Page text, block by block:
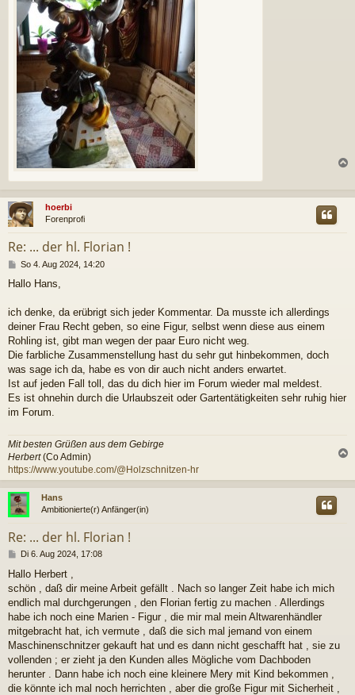
h
hoerbi
Forenprofi
Re: ... der hl. Florian !
B
i
r
a
g
So 4. Aug 2024, 14:20
Hallo Hans,
ich denke, da erübrigt sich jeder Kommentar. Da musste ich allerdings
deiner Frau Recht geben, so eine Figur, selbst wenn diese aus einem
Rohling ist, gibt man wegen der paar Euro nicht weg.
Die farbliche Zusammenstellung hast du sehr gut hinbekommen, doch
was sage ich da, habe es von dir auch nicht anders erwartet.
Ist auf jeden Fall toll, das du dich hier im Forum wieder mal meldest.
Es ist ohnehin durch die Urlaubszeit oder Gartentätigkeiten sehr ruhig hier
im Forum.
Mit besten Grüßen aus dem Gebirge
Herbert(Co Admin)
https://www.youtube.com/@Holzschnitzen-hr
c
Hans
Ambitionierte(r) Anfänger(in)
Re: ... der hl. Florian !
B
i
t
r
a
g
Di 6. Aug 2024, 17:08
Hallo Herbert ,
schön , daß dir meine Arbeit gefällt . Nach so langer Zeit habe ich mich
endlich mal durchgerungen , den Florian fertig zu machen . Allerdings
habe ich noch eine Marien - Figur , die mir mal mein Altwarenhändler
mitgebracht hat, ich vermute , daß die sich mal jemand von einem
Maschinenschnitzer gekauft hat und es dann nicht geschafft hat , sie zu
vollenden ; er zieht ja den Kunden alles Mögliche vom Dachboden
herunter . Dann habe ich noch eine kleinere Mery mit Kind bekommen ,
die könnte ich mal noch herrichten , aber die große Figur mit Sicherheit ,